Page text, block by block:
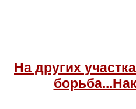
На других